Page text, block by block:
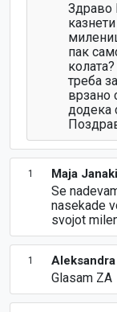
Здраво
пак
треба
врзано
додека
1 Maja
Se
nasekade
svojot
1
Glasam ZA